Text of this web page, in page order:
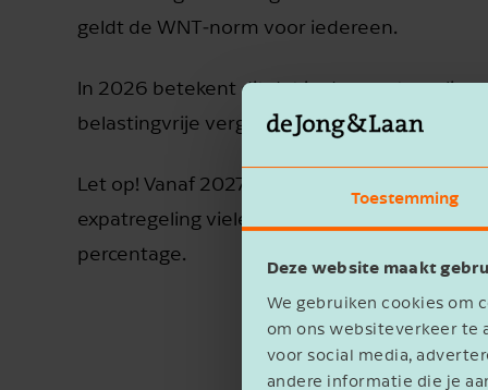
Toestemming
Deze website maakt
We gebruiken cookies om
om ons websiteverkeer te
voor social media,
andere informatie die je
geldt de WNT‑norm voor iedereen.
In 2026 betekent dit dat je de
belastingvrije vergoeding komt daarmee op
Let op! Vanaf 2027 daalt het percentage
expatregeling vielen, mogen tot het einde
percentage.